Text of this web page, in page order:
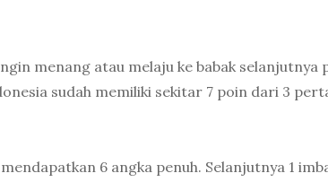
menang atau melaju ke babak selanjutnya
sudah memiliki sekitar 7 poin dari 3
6 angka penuh. Selanjutnya 1